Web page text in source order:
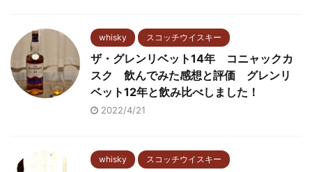
whisky スコッチウイスキー
ザ・グレンリベット14年 コニャックカ
スク 飲んでみた感想と評価 グレンリ
ベット12年と飲み比べしました！
2022/4/21
whisky スコッチウイスキー